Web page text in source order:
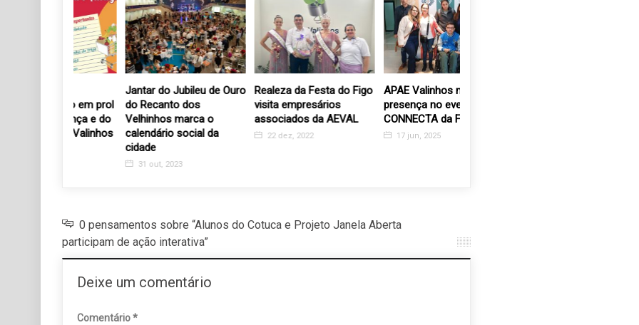
Jantar do Jubileu de Ouro
do Recanto dos
Velhinhos marca o
calendário social da
31 out, 2023
Realeza da Festa do Figo
visita empresários
associados da AEVAL
22 dez, 2022
APAE Valinhos marca
presença no evento
CONNECTA da FEAPAES
17 jun, 2025
0 pensamentos sobre “Alunos do Cotuca e Projeto Janela Aberta
participam de ação interativa”
Deixe um comentário
Comentário*